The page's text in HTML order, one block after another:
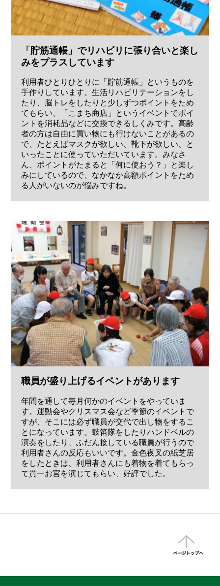
「貯筋通帳」でリハビリに張り合いと楽し
みをプラスしています
利用者ひとりひとりに「貯筋通帳」というものを
手作りしています。生活リハビリテーションをし
たり、脳トレをしたりと少しずつポイントをため
てもらい、「こまち商店」というイベントでポイ
ントを消耗品などに交換できるしくみです。高齢
者の方は自由に買い物にも行けないことがあるの
で、たとえばマスクが欲しい、靴下が欲しい、と
いったことに使っていただいています。みなさ
ん、ポイントがたまると「何に使おう？」と楽し
みにしているので、なかなか高額ポイントをため
る人がいないのが悩みですね。
職員が盛り上げるイベントがあります
年間を通して毎月何かのイベントをやっていま
す。運動会やクリスマス会など季節のイベントで
すが、そこには必ず職員が交代で出し物をするこ
とになっています。鼓笛隊をしたりハンドベルの
演奏をしたり、ふだん接している職員が行うので
利用者さんの反応もいいです。金色夜叉の紙芝居
をしたときは、利用者さんにも着物を着てもらっ
て貫一お宮を演じてもらい、好評でした。